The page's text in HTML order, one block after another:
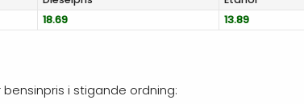
18.69 13.89
i stigande ordning: